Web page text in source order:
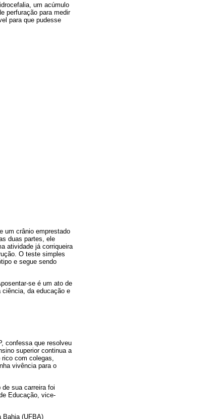
um acúmulo
perfuração para medir
para que pudesse
um crânio emprestado
duas partes, ele
atividade já corriqueira
O teste simples
e segue sendo
se é um ato de
da educação e
confessa que resolveu
superior continua a
rico com colegas,
vivência para o
sua carreira foi
Educação, vice-
Bahia (UFBA)